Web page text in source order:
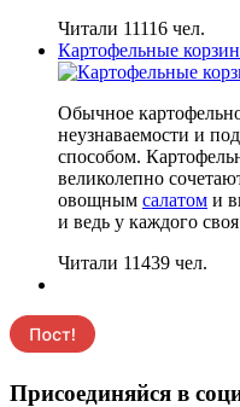
Читали 11116 чел.
Картофельные
Обычное
неузнаваемости и
способом.
великолепно
овощным салатом и
и ведь у каждого
Читали 11439 чел.
Присоединяйся в